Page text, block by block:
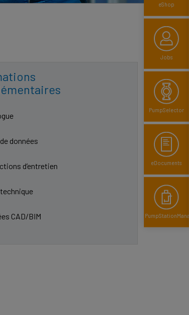
eShop
Jobs
PumpSelector
eDocuments
données
d’entretien
CAD/BIM